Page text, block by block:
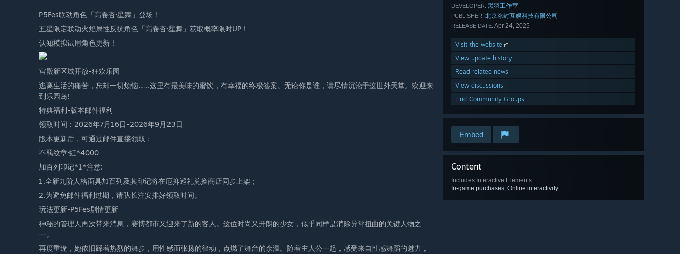
DEVELOPER: 黑羽工作室
PUBLISHER: 北京冰封互娱科技有限公司
RELEASE DATE: Apr 24, 2025
Visit the website
View update history
Read related news
View discussions
Find Community Groups
Embed
Content
Includes Interactive Elements
In-game purchases, Online interactivity
P5Fes联动角色「高卷杏·星舞」登场！
五星限定联动火焰属性反抗角色「高卷杏·星舞」获取概率限时UP！
认知模拟试用角色更新！
宫殿新区域开放-狂欢乐园
逃离生活的痛苦，忘却一切烦恼……这里有最美味的蜜饮，有幸福的终极答案。无论你是谁，请尽情沉沦于这世外天堂。欢迎来
到乐园岛!
特典福利-版本邮件福利
领取时间：2026年7月16日-2026年9月23日
版本更新后，可通过邮件直接领取：
不羁纹章·虹*4000
加百列印记*1*注意:
1.全新九阶人格面具加百列及其印记将在厄抑巡礼兑换商店同步上架；
2.为避免邮件福利过期，请队长注安排好领取时间。
玩法更新-P5Fes剧情更新
神秘的管理人再次带来消息，赛博都市又迎来了新的客人。这位时尚又开朗的少女，似乎同样是消除异常扭曲的关键人物之
一。
再度重逢，她依旧踩着热烈的舞步，用性感而张扬的律动，点燃了舞台的余温。随着主人公一起，感受来自性感舞蹈的魅力，